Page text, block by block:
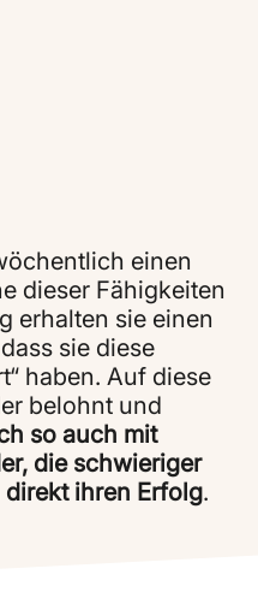
einen
dieser Fähigkeiten
erhalten sie einen
sie diese
haben. Auf diese
belohnt und
so auch mit
die schwieriger
ihren Erfolg.